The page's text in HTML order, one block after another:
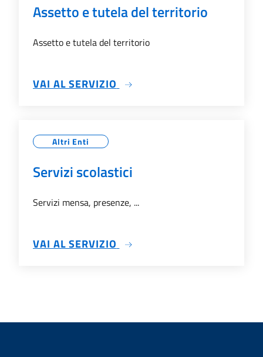
Assetto e tutela del territorio
Assetto e tutela del territorio
VAI AL SERVIZIO SU ASSETTO E TUTELA DEL
Altri Enti
Servizi scolastici
Servizi mensa, presenze, ...
VAI AL SERVIZIO SU SERVIZI SCOLASTICI